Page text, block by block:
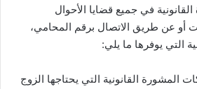
في جميع قضايا الأحوال
أو عن طريق الاتصال برقم المحامي،
التي يوفرها ما يلي:
المشورة القانونية التي يحتاجها الزوج